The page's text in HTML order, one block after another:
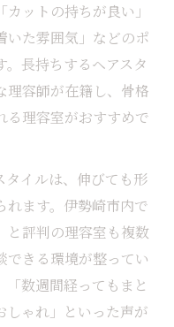
ットの持ちが良い」
いた雰囲気」などのポ
長持ちするヘアスタ
理容師が在籍し、骨格
る理容室がおすすめで
タイルは、伸びても形
れます。伊勢崎市内で
と評判の理容室も複数
できる環境が整ってい
数週間経ってもまと
しゃれ」といった声が